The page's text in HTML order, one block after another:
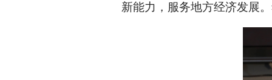
新能力，服务地方经济发展